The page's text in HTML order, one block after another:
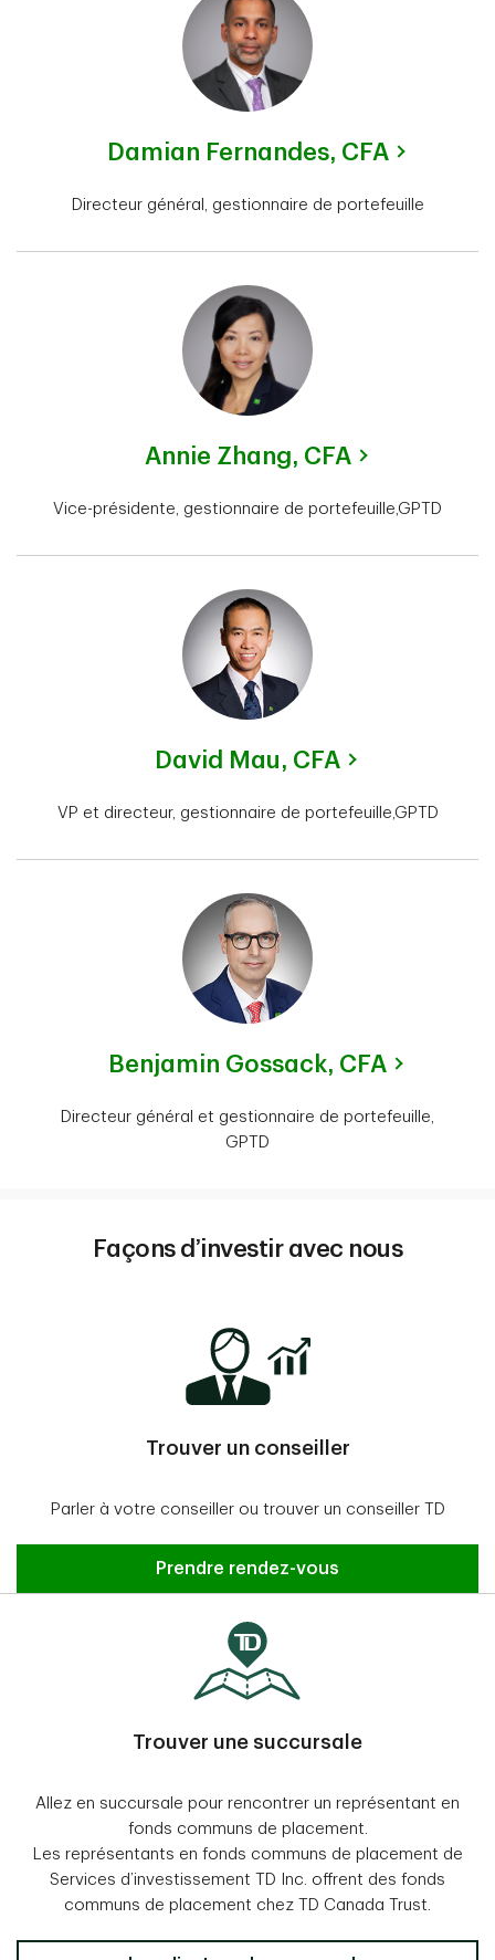
Damian Fernandes, CFA
Directeur général, gestionnaire de portefeuille
Annie Zhang, CFA
Vice-présidente, gestionnaire de portefeuille,GPTD
David Mau, CFA
VP et directeur, gestionnaire de portefeuille,GPTD
Benjamin Gossack, CFA
Directeur général et gestionnaire de portefeuille,
GPTD
Façons d’investir avec nous
Trouver un conseiller
Parler à votre conseiller ou trouver un conseiller TD
Prendre rendez-vous
Trouver une succursale
Allez en succursale pour rencontrer un représentant en
fonds communs de placement.
Les représentants en fonds communs de placement de
Services d’investissement TD Inc. offrent des fonds
communs de placement chez TD Canada Trust.